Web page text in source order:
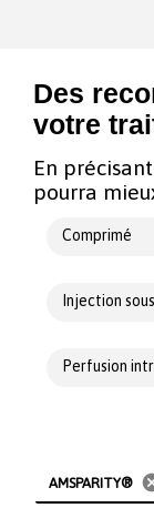
Des
votre
En
pourra
Comprimé
Injection
Perfusion
AMSPARITY®